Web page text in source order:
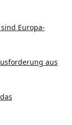
Europa-
aus